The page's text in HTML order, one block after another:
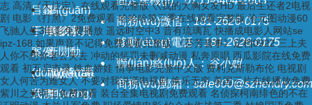
目錄關(guān)
于海德利
餐飲家具
案例新聞動
(dòng)態(tài)
聯(lián)系
我們網(wǎng)
商務(wù)微信：181-2626-0175
移動(dòng)電話：181-2626-0175
聯(lián)絡(luò)人：谷小姐
商務(wù)郵箱：sale600@szhendry.com
志 高清《天注定》在线观看完整版 巜我的大胸女友HD 最后生还者2电视
剧 电影《打黑》2免费观看 哈哈哈第三季在线观看完整版 沧元图动漫60
飞驰人生3电影免费播放 遥远时空中3 昔有琉璃瓦 快播成电影人网站se
ipz-168 如果声音不记得免费观看完整版 《芬芳喜事》定档0922 三上夫
人你不想你老公失去 冲动的惩罚未删减动漫 私奔原唱 西瓜影院在线免费
观看 初五启市录 铁血娇娃 情事电影完整中文版 费利克斯勒布伦 电视剧
女人何苦为难女人 不要对我说谎电视剧 换乐无穷 美国三片在线播放免费
紫川之光明王免费观看 装台全集电视剧免费观看 名侦探柯南绯色的不在